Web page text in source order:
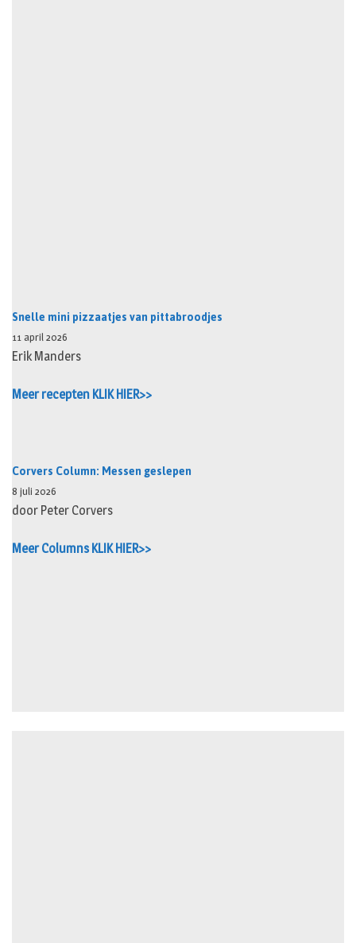
Snelle mini pizzaatjes van pittabroodjes
11 april 2026
Erik Manders
Meer recepten KLIK HIER>>
Corvers Column: Messen geslepen
8 juli 2026
door Peter Corvers
Meer Columns KLIK HIER>>